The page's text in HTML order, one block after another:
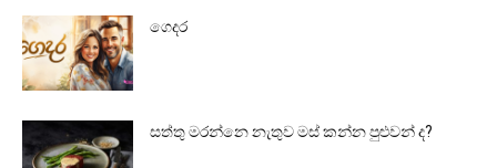
ගෙදර
සත්තු මරන්නෙ නැතුව මස් කන්න පුළුවන් ද?